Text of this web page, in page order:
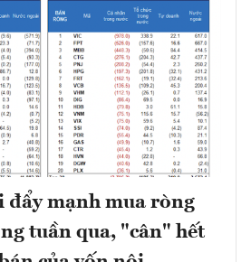
đẩy mạnh mua ròng
tuần qua, "cân" hết